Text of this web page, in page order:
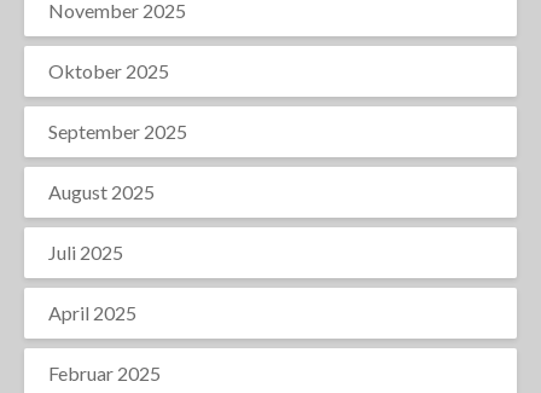
November 2025
Oktober 2025
September 2025
August 2025
Juli 2025
April 2025
Februar 2025